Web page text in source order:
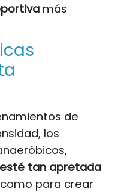
más
de
los
tan apretada
para crear